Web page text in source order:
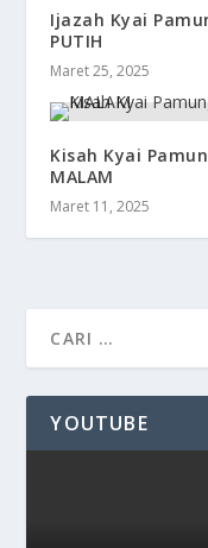
Ijazah Kyai
PUTIH
Maret 25, 2025
Kisah Kyai
MALAM
Maret 11, 2025
YOUTUBE